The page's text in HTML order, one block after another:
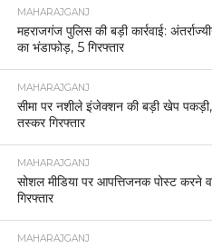
MAHARAJGANJ
महराजगंज पुलिस की बड़ी कार्रवाई:
का भंडाफोड़, 5 गिरफ्तार
MAHARAJGANJ
सीमा पर नशीले इंजेक्शन की बड़ी खेप पकड़ी,
तस्कर गिरफ्तार
MAHARAJGANJ
सोशल मीडिया पर आपत्तिजनक पोस्ट करने
गिरफ्तार
MAHARAJGANJ